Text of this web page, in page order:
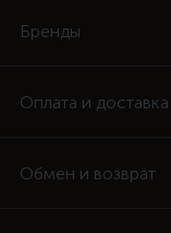
Бренды
Оплата и доставка
Обмен и возврат